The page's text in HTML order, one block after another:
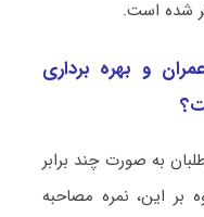
شده است.
و بهره‌ برداری
به صورت چند برابر
این، نمره مصاحبه